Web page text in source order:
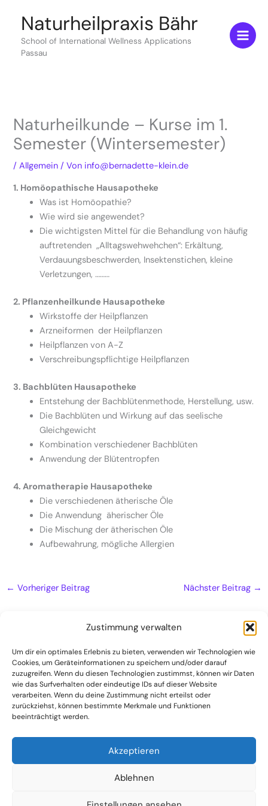
Zustimmung verwalten
Um dir ein optimales Erlebnis zu bieten, verwenden wir Technologien wie
Cookies, um Geräteinformationen zu speichern und/oder darauf
zuzugreifen. Wenn du diesen Technologien zustimmst, können wir Daten
wie das Surfverhalten oder eindeutige IDs auf dieser Website
verarbeiten. Wenn du deine Zustimmung nicht erteilst oder
zurückziehst, können bestimmte Merkmale und Funktionen
beeinträchtigt werden.
Akzeptieren
Ablehnen
springenNaturheilpraxis Bähr
School of International Wellness Applications
Passau
Naturheilkunde – Kurse im 1.
Semester (Wintersemester)
/Allgemein / Von info@bernadette-klein.de
1. Homöopathische Hausapotheke
Was ist Homöopathie?
Wie wird sie angewendet?
Die wichtigsten Mittel für die Behandlung von häufig
auftretenden „Alltagswehwehchen“: Erkältung,
Verdauungsbeschwerden, Insektenstichen, kleine
Verletzungen, ………
2. Pflanzenheilkunde Hausapotheke
Wirkstoffe der Heilpflanzen
Arzneiformen der Heilpflanzen
Heilpflanzen von A-Z
Verschreibungspflichtige Heilpflanzen
3. Bachblüten Hausapotheke
Entstehung der Bachblütenmethode, Herstellung, usw.
Die Bachblüten und Wirkung auf das seelische
Gleichgewicht
Kombination verschiedener Bachblüten
Anwendung der Blütentropfen
4. Aromatherapie Hausapotheke
Die verschiedenen ätherische Öle
Die Anwendung äherischer Öle
Die Mischung der ätherischen Öle
Aufbewahrung, mögliche Allergien
← Vorheriger Beitrag Nächster Beitrag →
Naturheilpraxis
Kontakt
Datenschutzerklärung